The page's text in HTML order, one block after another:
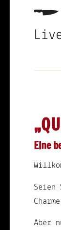
Eine
Seien
Aber